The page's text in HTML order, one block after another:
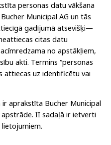
personas datu vākšana
Municipal AG un tās
gadījumā atsevišķi—
citas datu
no apstākļiem,
akti. Termins “personas
attiecas uz identificētu vai
aprakstīta Bucher Municipal
II sadaļā ir ietverti